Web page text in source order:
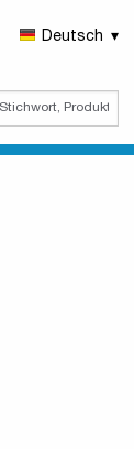
Deutsch